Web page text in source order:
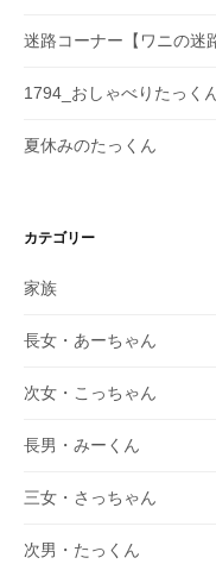
迷路コーナー【ワニの迷
1794_おしゃべりたっく
夏休みのたっくん
カテゴリー
家族
長女・あーちゃん
次女・こっちゃん
長男・みーくん
三女・さっちゃん
次男・たっくん